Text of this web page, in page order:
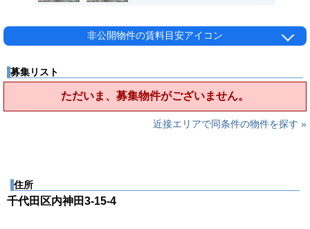
非公開物件の賃料目安アイコン
募集リスト
ただいま、募集物件がございません。
近接エリアで同条件の物件を探す »
住所
千代田区内神田3-15-4